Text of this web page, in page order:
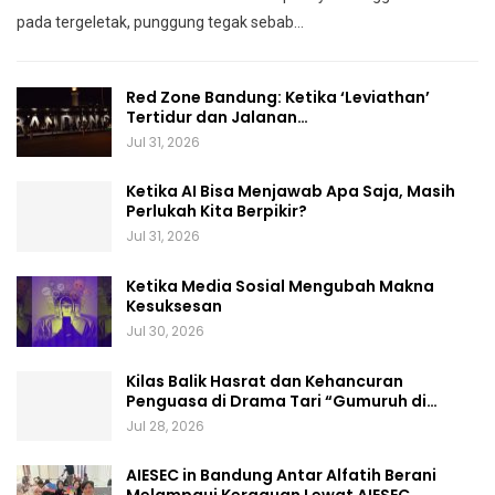
pada tergeletak, punggung tegaksebab
Red Zone Bandung: Ketika ‘Leviathan’
Tertidur dan Jalanan…
Jul 31, 2026
Ketika AI Bisa Menjawab Apa Saja, Masih
Perlukah Kita Berpikir?
Jul 31, 2026
Ketika Media Sosial Mengubah Makna
Kesuksesan
Jul 30, 2026
Kilas Balik Hasrat dan Kehancuran
Penguasa di Drama Tari “Gumuruh di…
Jul 28, 2026
AIESEC in Bandung Antar Alfatih Berani